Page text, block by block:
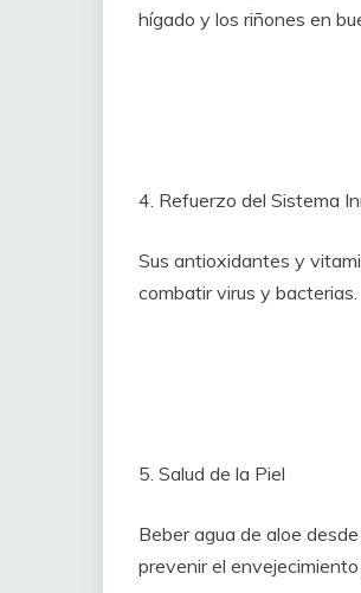
hígado y los riñones en
4. Refuerzo del Sistema
Sus antioxidantes y
combatir virus y bacterias.
5. Salud de la Piel
Beber agua de aloe
prevenir el